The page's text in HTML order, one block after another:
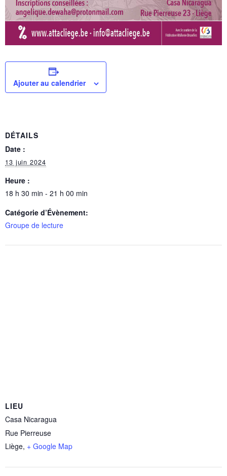
Ajouter au calendrier
DÉTAILS
Date :
13 juin 2024
Heure :
18 h 30 min - 21 h 00 min
Catégorie d’Évènement:
Groupe de lecture
LIEU
Casa Nicaragua
Rue Pierreuse
Liège, + Google Map